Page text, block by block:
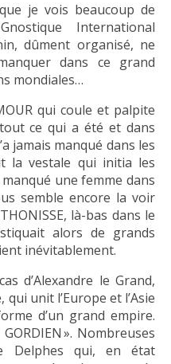
je vois beaucoup de
International
dûment organisé, ne
dans ce grand
mondiales…
qui coule et palpite
ce qui a été et dans
jamais manqué dans les
la vestale qui initia les
une femme dans
semble encore la voir
là-bas dans le
alors de grands
inévitablement.
d’Alexandre le Grand,
unit l’Europe et l’Asie
d’un grand empire.
». Nombreuses
Delphes qui, en état